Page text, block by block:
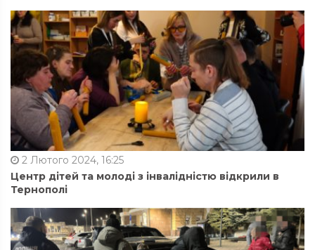
2 Лютого 2024, 16:25
Центр дітей та молоді з інвалідністю відкрили в
Тернополі